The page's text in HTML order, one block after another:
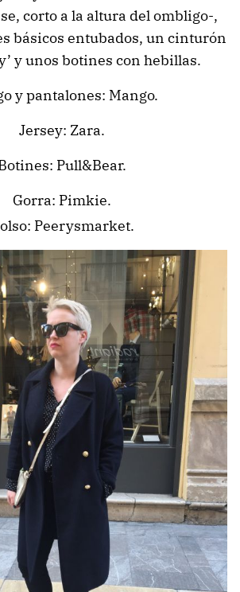
corto a la altura del ombligo-,
básicos entubados, un cinturón
y unos botines con hebillas.
y pantalones: Mango.
Jersey: Zara.
Pull&Bear.
Gorra: Pimkie.
Peerysmarket.